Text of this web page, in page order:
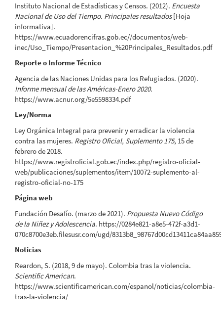
Instituto Nacional de Estadísticas y Censos. (2012). Encuesta
Nacional de Uso del Tiempo. Principales resultados[Hoja
informativa].
https://www.ecuadorencifras.gob.ec//documentos/web-
inec/Uso_Tiempo/Presentacion_%20Principales_Resultados.pdf
Reporte o Informe Técnico
Agencia de las Naciones Unidas para los Refugiados. (2020).
Informe mensual de las Américas-Enero 2020.
https://www.acnur.org/5e5598334.pdf
Ley/Norma
Ley Orgánica Integral para prevenir y erradicar la violencia
contra las mujeres. Registro Oficial, Suplemento 175, 15 de
febrero de 2018.
https://www.registroficial.gob.ec/index.php/registro-oficial-
web/publicaciones/suplementos/item/10072-suplemento-al-
registro-oficial-no-175
Página web
Fundación Desafío. (marzo de 2021). Propuesta Nuevo Código
de la Niñez y Adolescencia. https://0284e821-a8e5-472f-a3d1-
070c8700e3eb.filesusr.com/ugd/
Noticias
Reardon, S. (2018, 9 de mayo). Colombia tras la violencia.
Scientific American.
https://www.scientificamerican.com/espanol/noticias/colombia-
tras-la-violencia/